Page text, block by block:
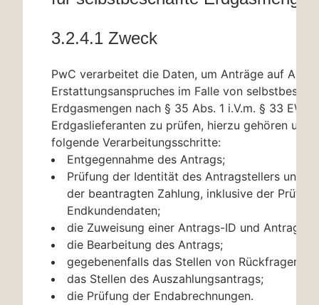
3.2.4.1 Zweck
PwC verarbeitet die Daten, um Anträge auf
Erstattungsanspruches im Falle von
Erdgasmengen nach § 35 Abs. 1 i.V.m. § 33
Erdgaslieferanten zu prüfen, hierzu gehören
folgende Verarbeitungsschritte:
Entgegennahme des Antrags;
Prüfung der Identität des Antragstellers und
der beantragten Zahlung, inklusive der
Endkundendaten;
die Zuweisung einer Antrags-ID und
die Bearbeitung des Antrags;
gegebenenfalls das Stellen von Rückfragen;
das Stellen des Auszahlungsantrags;
die Prüfung der Endabrechnungen.